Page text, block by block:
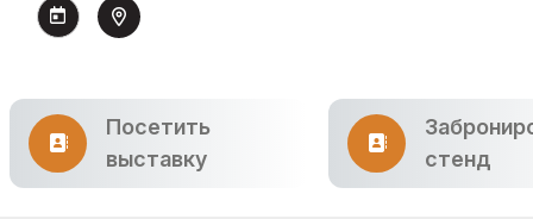
Посетить
выставку
стенд